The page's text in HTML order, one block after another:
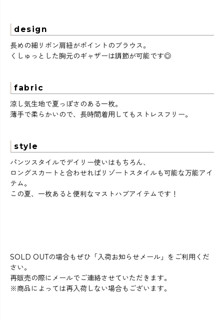
design
長めの細リボン肩紐がポイントのブラウス。
くしゅっとした胸元のギャザーは調節が可能です◎
fabric
涼し気生地で夏っぽさのある一枚。
薄手で柔らかいので、長時間着用してもストレスフリー。
style
パンツスタイルでデイリー使いはもちろん、
ロングスカートと合わせればリゾートスタイルも可能な万能アイ
テム。
この夏、一枚あると便利なマストハブアイテムです！
SOLD OUTの場合もぜひ「入荷お知らせメール」をご利用くだ
さい。
再販売の際にメールでご連絡させていただきます。
※商品によっては再入荷しない場合もございます。